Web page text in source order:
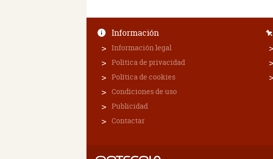
Información
Información legal
Política de privacidad
Política de cookies
Condiciones de uso
Publicidad
Contactar